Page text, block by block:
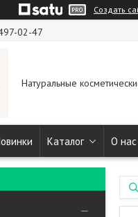
Создать
02-47
Натуральные
Каталог О нас